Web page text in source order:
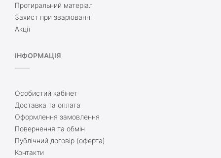
Протиральний матеріал
Захист при зварюванні
Акції
ІНФОРМАЦІЯ
Особистий кабінет
Доставка та оплата
Оформлення замовлення
Повернення та обмін
Публічний договір (оферта)
Контакти